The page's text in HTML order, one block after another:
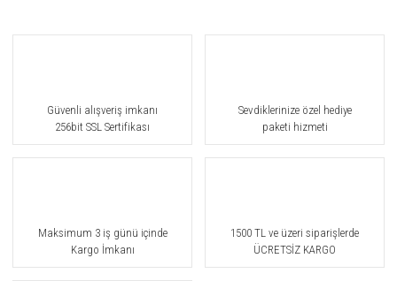
Güvenli alışveriş imkanı
256bit SSL Sertifikası
Sevdiklerinize özel hediye
paketi hizmeti
Maksimum 3 iş günü içinde
Kargo İmkanı
1500 TL ve üzeri siparişlerde
ÜCRETSİZ KARGO